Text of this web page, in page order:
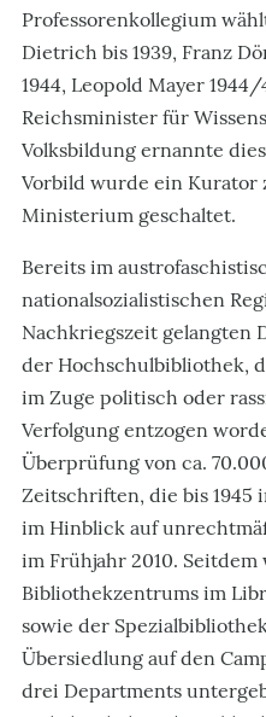
Professorenkollegium
Dietrich bis 1939, Franz
1944, Leopold Mayer
Reichsminister für
Volksbildung ernannte
Vorbild wurde ein Kurator
Ministerium geschaltet.
Bereits im
nationalsozialistischen
Nachkriegszeit gelangten
der Hochschulbibliothek,
im Zuge politisch oder
Verfolgung entzogen
Überprüfung von ca.
Zeitschriften, die bis 1945
im Hinblick auf
im Frühjahr 2010.
Bibliothekzentrums im
sowie der
Übersiedlung auf den
drei Departments